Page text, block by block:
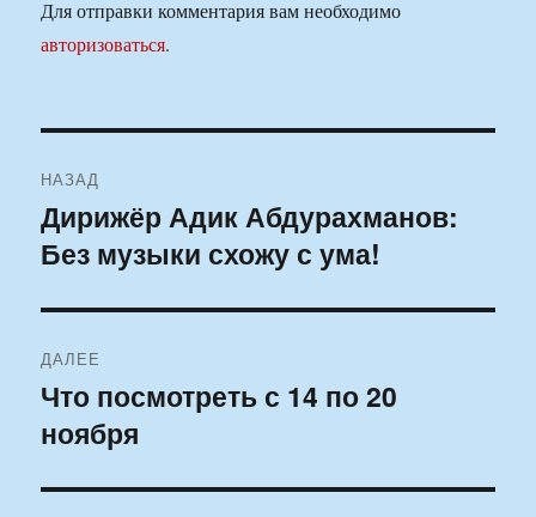
Для отправки комментария вам необходимо
авторизоваться.
по
записям
НАЗАД
Предыдущая
запись:
Дирижёр Адик Абдурахманов:
Без музыки схожу с ума!
ДАЛЕЕ
Следующая
запись:
Что посмотреть с 14 по 20
ноября